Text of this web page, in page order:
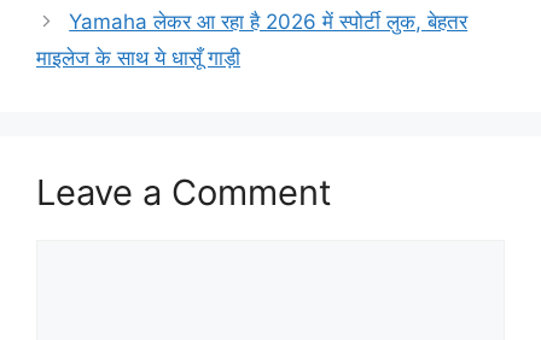
Yamaha लेकर आ रहा है 2026 में स्पोर्टी लुक, बेहतर
माइलेज के साथ ये धासूँ गाड़ी
Leave a Comment